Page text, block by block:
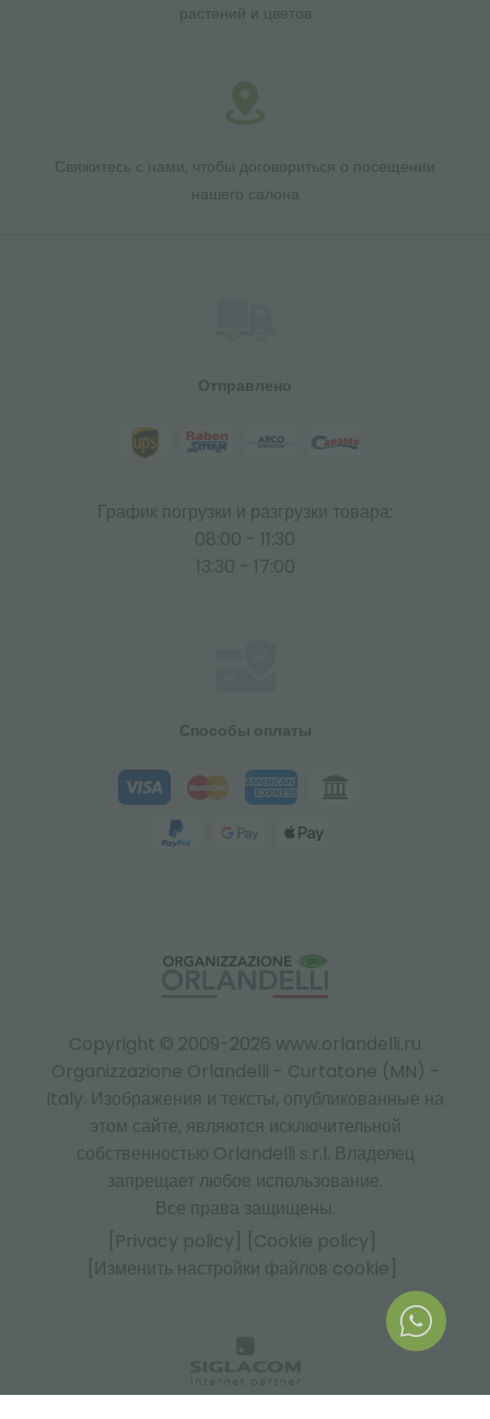
растений и цветов
Свяжитесь с нами, чтобы договориться о посещении
нашего салона
Copyright © 2009-2026 www.orlandelli.ru
Organizzazione Orlandelli - Curtatone (MN) -
Italy. Изображения и тексты, опубликованные на
этом сайте, являются исключительной
собственностью Orlandelli s.r.l. Владелец
запрещает любое использование.
Все права защищены.
[Privacy policy]
[Cookie policy]
[Изменить настройки файлов cookie]
Отправлено
График погрузки и разгрузки товара:
08:00 - 11:30
13:30 - 17:00
Способы оплаты